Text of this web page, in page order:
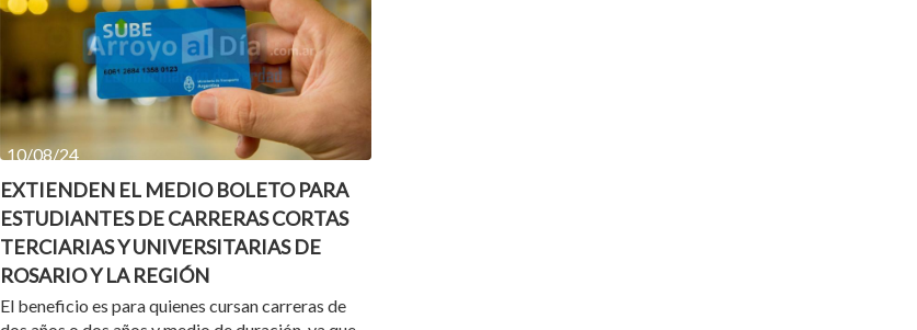
10/08/24
EXTIENDEN EL MEDIO BOLETO PARA
ESTUDIANTES DE CARRERAS CORTAS
TERCIARIAS Y UNIVERSITARIAS DE
ROSARIO Y LA REGIÓN
El beneficio es para quienes cursan carreras de